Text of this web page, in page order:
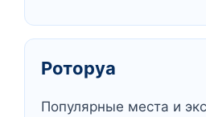
Роторуа
Популярные места и